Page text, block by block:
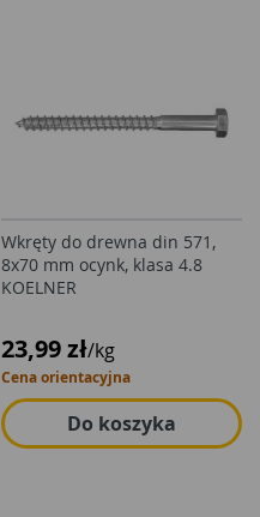
Wkręty do drewna din 571,
8x70 mm ocynk, klasa 4.8
KOELNER
23,99 zł/kg
Cena orientacyjna
Do koszyka